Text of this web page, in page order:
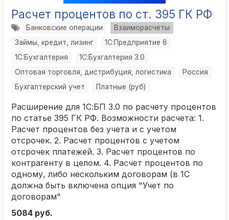
Расчет процентов по ст. 395 ГК РФ
Банковские операции
Взаиморасчеты
Займы, кредит, лизинг
1С:Предприятие 8
1C:Бухгалтерия
1С:Бухгалтерия 3.0
Оптовая торговля, дистрибуция, логистика
Россия
Бухгалтерский учет
Платные (руб)
Расширение для 1С:БП 3.0 по расчету процентов
по статье 395 ГК РФ. Возможности расчета: 1.
Расчет процентов без учета и с учетом
отсрочек. 2. Расчет процентов с учетом
отсрочек платежей. 3. Расчет процентов по
контрагенту в целом. 4. Расчет процентов по
одному, либо нескольким договорам (в 1С
должна быть включена опция "Учет по
договорам"
5084 руб.